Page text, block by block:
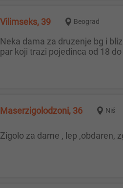
Vilimseks, 39 Beograd
Neka dama za druzenje bg i bliza okolina nesto mi je dosadno ovih dana sam zivim udate, razvedene, slobodne a moze i neki
par koji trazi pojedinca od 18
Maserzigolodzoni, 36 Niš
Zigolo za dame , lep